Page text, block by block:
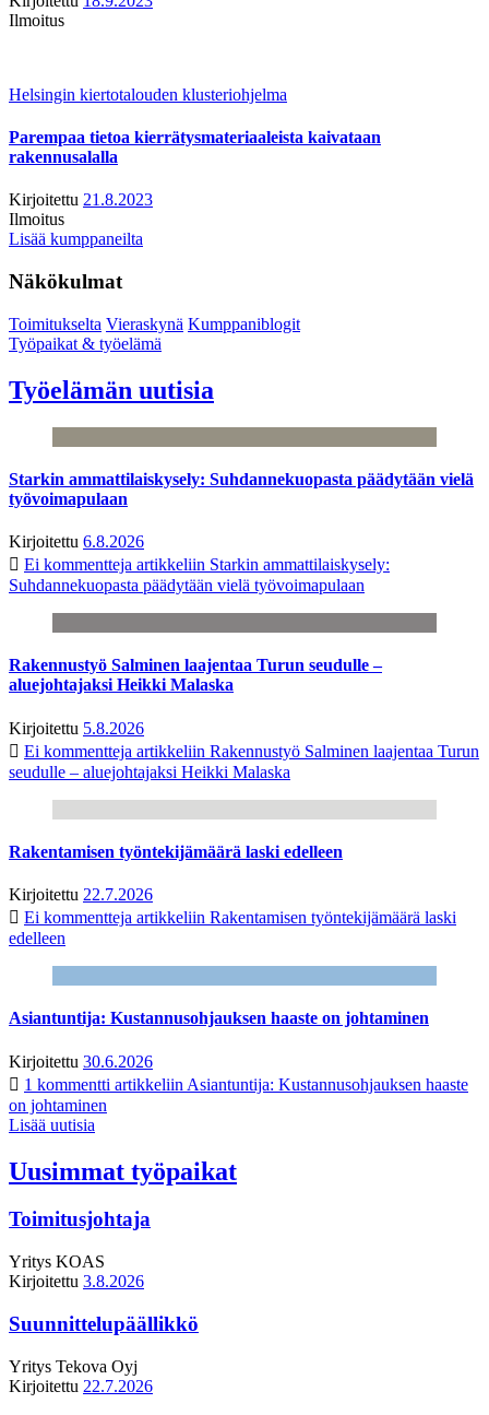
Ilmoitus
Helsingin kiertotalouden klusteriohjelma
Parempaa tietoa kierrätysmateriaaleista kaivataan
rakennusalalla
Kirjoitettu 21.8.2023
Ilmoitus
Lisää kumppaneilta
Näkökulmat
Toimitukselta Vieraskynä Kumppaniblogit
Työpaikat & työelämä
Työelämän uutisia
Starkin ammattilaiskysely: Suhdannekuopasta päädytään vielä
työvoimapulaan
Kirjoitettu 6.8.2026
Ei kommentteja artikkeliin Starkin ammattilaiskysely:
Suhdannekuopasta päädytään vielä työvoimapulaan
Rakennustyö Salminen laajentaa Turun seudulle –
aluejohtajaksi Heikki Malaska
Kirjoitettu 5.8.2026
Ei kommentteja artikkeliin Rakennustyö Salminen laajentaa Turun
seudulle – aluejohtajaksi Heikki Malaska
Rakentamisen työntekijämäärä laski edelleen
Kirjoitettu 22.7.2026
Ei kommentteja artikkeliin Rakentamisen työntekijämäärä laski
edelleen
Asiantuntija: Kustannusohjauksen haaste on johtaminen
Kirjoitettu 30.6.2026
1 kommentti artikkeliin Asiantuntija: Kustannusohjauksen haaste
on johtaminen
Lisää uutisia
Uusimmat työpaikat
Toimitusjohtaja
Yritys KOAS
Kirjoitettu 3.8.2026
Suunnittelupäällikkö
Yritys Tekova Oyj
Kirjoitettu 22.7.2026